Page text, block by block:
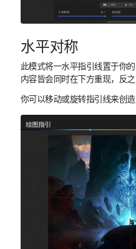
水平对称
此模式将一水平指引线置于你
内容皆会同时在下方重现，反之
你可以移动或旋转指引线来创造